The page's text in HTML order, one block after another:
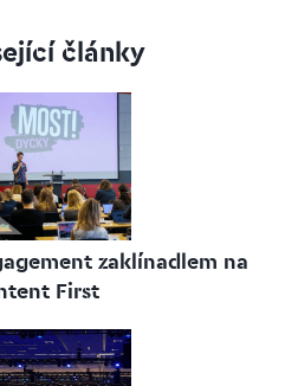
články
zaklínadlem na
First